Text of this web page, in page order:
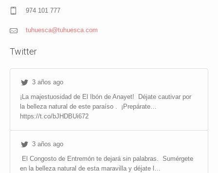
974 101 777
tuhuesca@tuhuesca.com
Twitter
3 años ago
¡La majestuosidad de El Ibón de Anayet!
Déjate cautivar por
la belleza natural de este paraíso .
¡Prepárate…
https://t.co/bJHDBUi672
3 años ago
El Congosto de Entremón te dejará sin palabras. Sumérgete
en la belleza natural de esta maravilla y déjate l…